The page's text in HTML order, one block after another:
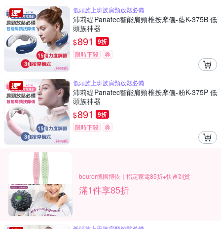
低頭族上班族肩頸放鬆必備
沛莉緹Panatec智能肩頸椎按摩儀-藍K-375B 低
頭族神器
$891 9折
限時下殺 券
低頭族上班族肩頸放鬆必備
沛莉緹Panatec智能肩頸椎按摩儀-粉K-375P 低
頭族神器
$891 9折
限時下殺 券
beurer德國博依｜指定家電85折+快速到貨
滿1件享85折